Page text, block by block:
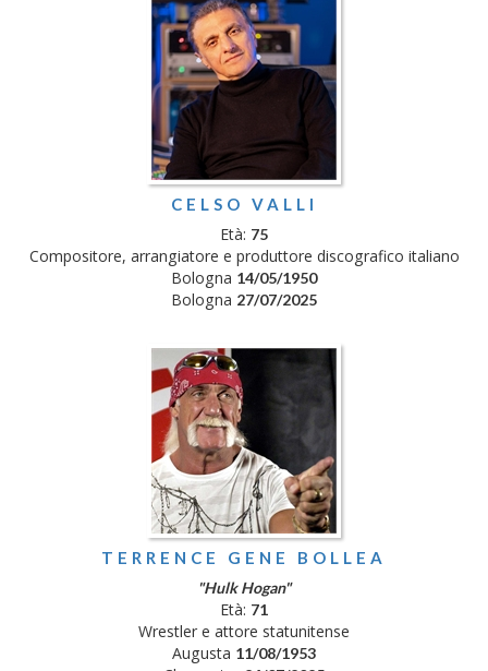
CELSO VALLI
Età: 75
Compositore, arrangiatore e produttore discografico italiano
Bologna 14/05/1950
Bologna 27/07/2025
TERRENCE GENE BOLLEA
"Hulk Hogan"
Età: 71
Wrestler e attore statunitense
Augusta 11/08/1953